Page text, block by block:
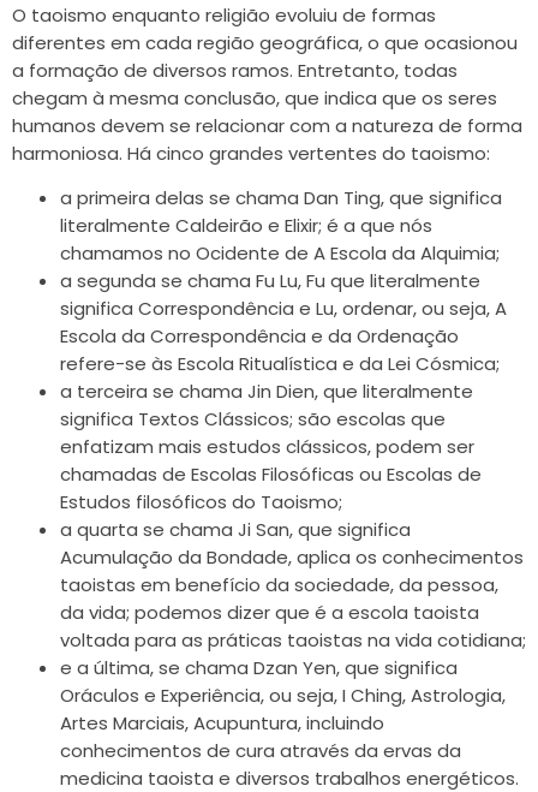
O taoismo enquanto religião evoluiu de formas
diferentes em cada região geográfica, o que ocasionou
a formação de diversos ramos. Entretanto, todas
chegam à mesma conclusão, que indica que os seres
humanos devem se relacionar com a natureza de forma
harmoniosa. Há cinco grandes vertentes do taoismo:
a primeira delas se chama Dan Ting, que significa
literalmente Caldeirão e Elixir; é a que nós
chamamos no Ocidente de A Escola da Alquimia;
a segunda se chama Fu Lu, Fu que literalmente
significa Correspondência e Lu, ordenar, ou seja, A
Escola da Correspondência e da Ordenação
refere-se às Escola Ritualística e da Lei Cósmica;
a terceira se chama Jin Dien, que literalmente
significa Textos Clássicos; são escolas que
enfatizam mais estudos clássicos, podem ser
chamadas de Escolas Filosóficas ou Escolas de
Estudos filosóficos do Taoismo;
a quarta se chama Ji San, que significa
Acumulação da Bondade, aplica os conhecimentos
taoistas em benefício da sociedade, da pessoa,
da vida; podemos dizer que é a escola taoista
voltada para as práticas taoistas na vida cotidiana;
e a última, se chama Dzan Yen, que significa
Oráculos e Experiência, ou seja, I Ching, Astrologia,
Artes Marciais, Acupuntura, incluindo
conhecimentos de cura através da ervas da
medicina taoista e diversos trabalhos energéticos.